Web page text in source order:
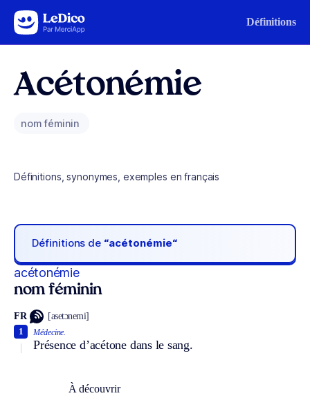
Aller au contenu Définitions
Acétonémie
nom féminin
Définitions, synonymes, exemples en français
Définitions de “acétonémie“
acétonémie
nom féminin
FR [asetɔnemi]
Médecine.
Présence d’acétone dans le sang.
1
À découvrir